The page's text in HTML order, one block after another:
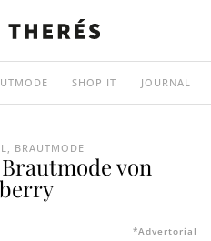
SHOP IT JOURNAL
BRAUTMODE
von
*Advertorial